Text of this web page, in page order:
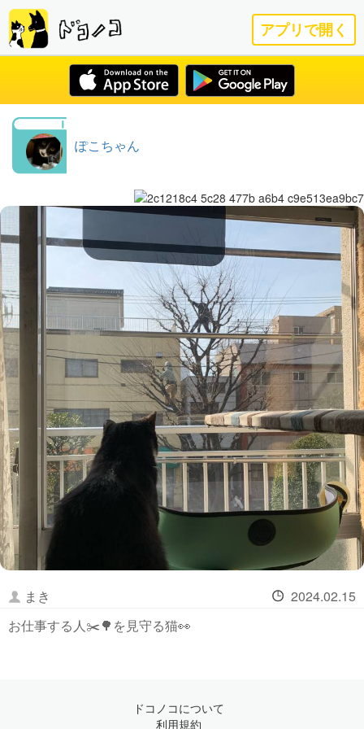
アプリで開く
ぽこちゃん
まき
2024.02.15
お仕事する人✂️🌳を見守る猫👀
ドコノコについて
利用規約